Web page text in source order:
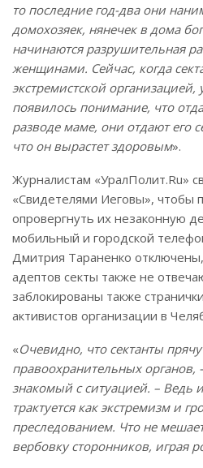
то последние год-два они
домохозяек, нянечек в дома
начинаются разрушительная
женщинами. Сейчас, когда
экстремистской
появилось понимание, что
разводе маме, они отдают его
что он вырастет здоровым».
Журналистам «УралПолит.Ru»
«Свидетелями Иеговы», чтобы
опровергнуть их незаконную
мобильный и городской
Дмитрия Тараненко
адептов секты также не
заблокированы также
активистов организации в
«Очевидно, что сектанты
правоохранительных
знакомый с ситуацией. – Ведь
трактуется как экстремизм и
преследованием. Что не
вербовку сторонников, играя